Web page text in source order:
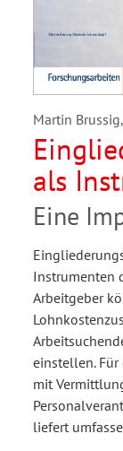
Martin
als
Eine
Instrumenten
Arbeitgeber
einstellen.
mit
liefert